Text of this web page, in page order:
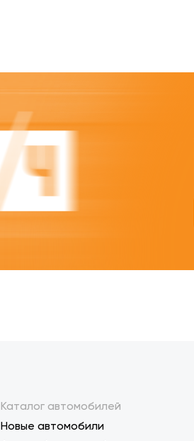
Каталог автомобилей
Новые автомобили